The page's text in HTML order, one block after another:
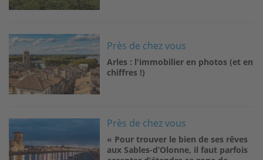
Image
Près de chez vous
Arles : l'immobilier en photos (et en
chiffres !)
Image Près de chez vous
« Pour trouver le bien de ses rêves
aux Sables-d’Olonne, il faut parfois